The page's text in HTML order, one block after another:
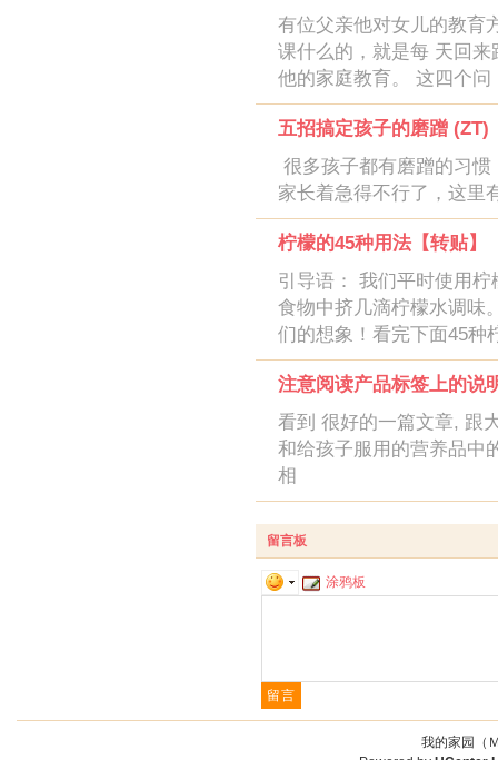
有位父亲他对女儿的教育
课什么的，就是每 天回
他的家庭教育。 这四个问
五招搞定孩子的磨蹭 (ZT)
很多孩子都有磨蹭的习
家长着急得不行了，这
柠檬的45种用法【转贴】
引导语： 我们平时使用
食物中挤几滴柠檬水调味
们的想象！看完下面45种
注意阅读产品标签上的说
看到 很好的一篇文章, 跟
和给孩子服用的营养品
相
留言板
涂鸦板
我的家园（